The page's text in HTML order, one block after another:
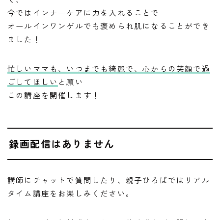
今ではインナーケアに力を入れることで
オールインワンゲルでも褒められ肌になることができ
ました！
忙しいママも、いつまでも綺麗で、心からの笑顔で過
ごしてほしい と願い
この講座を開催します！
録画配信はありません
講師にチャットで質問したり、親子ひろばではリアル
タイム講座をお楽しみください。